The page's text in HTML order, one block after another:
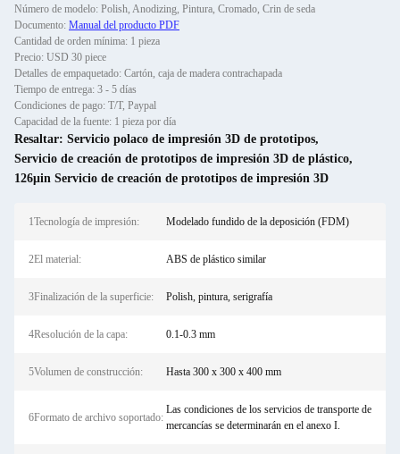
Número de modelo: Polish, Anodizing, Pintura, Cromado, Crin de seda
Documento: Manual del producto PDF
Cantidad de orden mínima: 1 pieza
Precio: USD 30 piece
Detalles de empaquetado: Cartón, caja de madera contrachapada
Tiempo de entrega: 3 - 5 días
Condiciones de pago: T/T, Paypal
Capacidad de la fuente: 1 pieza por día
Resaltar: Servicio polaco de impresión 3D de prototipos,
Servicio de creación de prototipos de impresión 3D de plástico,
126μin Servicio de creación de prototipos de impresión 3D
1Tecnología de impresión: Modelado fundido de la deposición (FDM)
2El material: ABS de plástico similar
3Finalización de la superficie: Polish, pintura, serigrafía
4Resolución de la capa: 0.1-0.3 mm
5Volumen de construcción: Hasta 300 x 300 x 400 mm
6Formato de archivo soportado:
Las condiciones de los servicios de transporte de
mercancías se determinarán en el anexo I.